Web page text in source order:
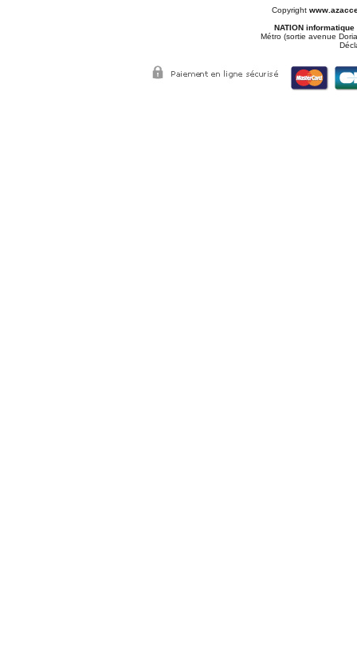
Copyright
NATION informatique
Métro (sortie avenue